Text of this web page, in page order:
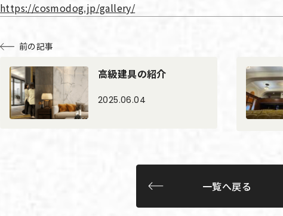
https://cosmodog.jp/gallery/
前の記事
高級建具の紹介
2025.06.04
一覧へ戻る